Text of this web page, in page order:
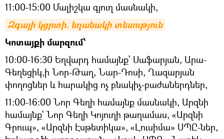
11:00-15:00 Մալիշկա գյուղ մասնակի,
Զգալի կցրտի. եղանակի տեսություն
Կոտայքի մարզում՝
10:00-16:30 Եղվարդ համայնք՝ Սաֆարյան, Արա-
Գեղեցիկ,ի Նոր-Թաղ, Նար-Դոսի, Ղազարյան
փողոցներ և հարակից ոչ բնակիչ-բաժաներդներ,
11:00-16:00 Նոր Գեղի համայնք մասնակի, Արզնի
համայնք՝ Նոր Գեղի Կոյուղի թաղամաս, «Արզնի
Գրուպ», «Արզնի Էսթետիկա», «Լուսիմա» ՍՊԸ-ներ,